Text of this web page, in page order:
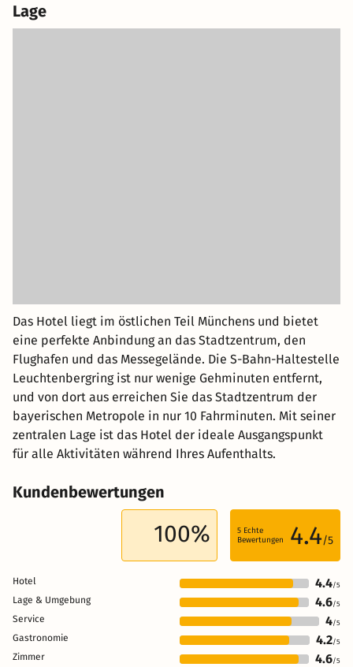
Lage
Das Hotel liegt im östlichen Teil Münchens und bietet
eine perfekte Anbindung an das Stadtzentrum, den
Flughafen und das Messegelände. Die S-Bahn-Haltestelle
Leuchtenbergring ist nur wenige Gehminuten entfernt,
und von dort aus erreichen Sie das Stadtzentrum der
bayerischen Metropole in nur 10 Fahrminuten. Mit seiner
zentralen Lage ist das Hotel der ideale Ausgangspunkt
für alle Aktivitäten während Ihres Aufenthalts.
Kundenbewertungen
100% 5 Echte
Bewertungen
4.4/5
Hotel 4.4/5
Lage & Umgebung 4.6/5
Service 4/5
Gastronomie 4.2/5
Zimmer 4.6/5